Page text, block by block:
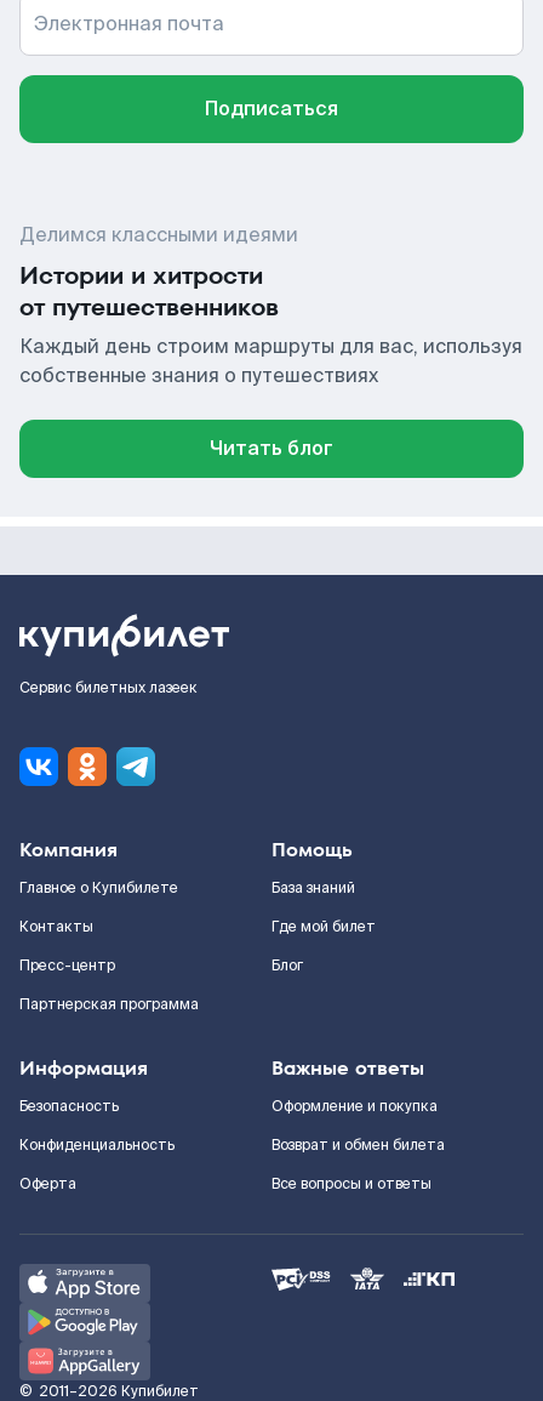
Электронная почта
Подписаться
Делимся классными идеями
Истории и хитрости
от путешественников
Каждый день строим маршруты для вас, используя
собственные знания о путешествиях
Читать блог
Сервис билетных лазеек
Компания
Главное о Купибилете
Контакты
Пресс-центр
Партнерская программа
Помощь
База знаний
Где мой билет
Блог
Информация
Безопасность
Конфиденциальность
Оферта
Важные ответы
Оформление и покупка
Возврат и обмен билета
Все вопросы и ответы
© 2011–2026 Купибилет